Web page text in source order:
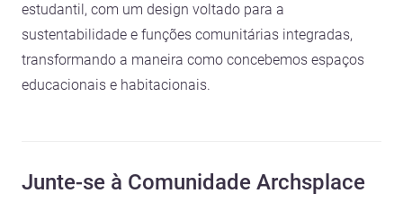
estudantil, com um design voltado para a
sustentabilidade e funções comunitárias integradas,
transformando a maneira como concebemos espaços
educacionais e habitacionais.
Junte-se à Comunidade Archsplace